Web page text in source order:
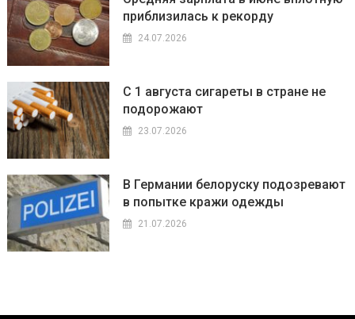
приблизилась к рекорду
24.07.2026
С 1 августа сигареты в стране не
подорожают
23.07.2026
В Германии белоруску подозревают
в попытке кражи одежды
21.07.2026